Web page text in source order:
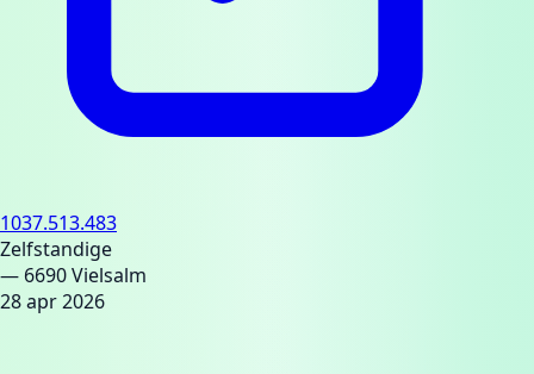
1037.513.483
Zelfstandige
— 6690 Vielsalm
28 apr 2026